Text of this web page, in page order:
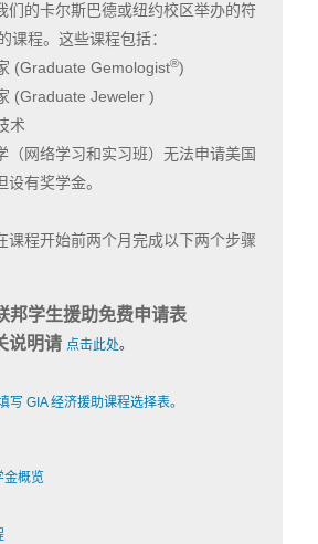
们的卡尔斯巴德或纽约校区举办的符
课程。这些课程包括：
(Graduate Gemologist®)
(Graduate Jeweler )
术
（网络学习和实习班）无法申请美国
有奖学金。
课程开始前两个月完成以下两个步骤
邦学生援助免费申请表
说明请 点击此处。
写 GIA 经济援助课程选择表。
金概览